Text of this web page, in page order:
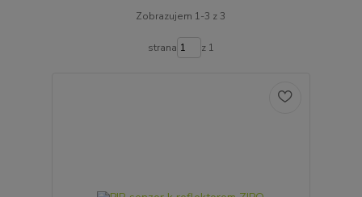
Zobrazujem 1-3 z 3
strana z 1